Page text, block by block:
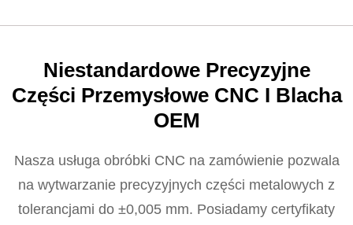
Niestandardowe Precyzyjne
Części Przemysłowe CNC I Blacha
OEM
Nasza usługa obróbki CNC na zamówienie pozwala
na wytwarzanie precyzyjnych części metalowych z
tolerancjami do ±0,005 mm. Posiadamy certyfikaty